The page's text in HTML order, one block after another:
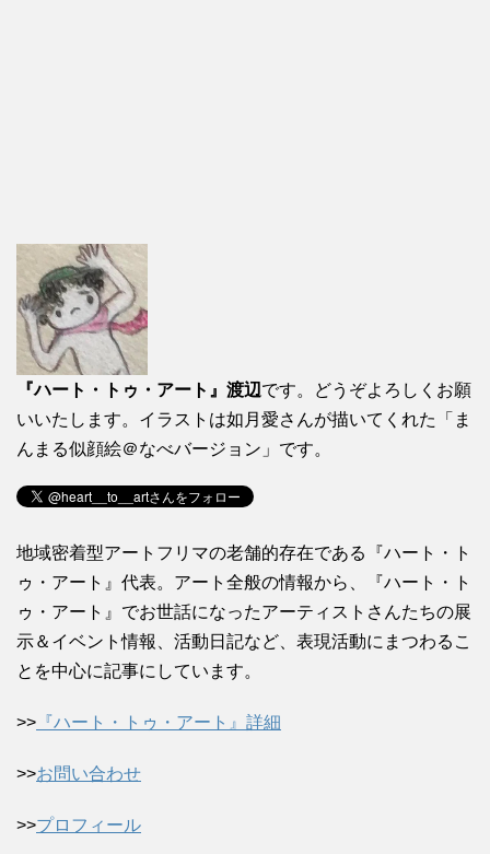
『ハート・トゥ・アート』渡辺です。どうぞよろしくお願
いいたします。イラストは如月愛さんが描いてくれた「ま
んまる似顔絵＠なべバージョン」です。
地域密着型アートフリマの老舗的存在である『ハート・ト
ゥ・アート』代表。アート全般の情報から、『ハート・ト
ゥ・アート』でお世話になったアーティストさんたちの展
示＆イベント情報、活動日記など、表現活動にまつわるこ
とを中心に記事にしています。
>> 『ハート・トゥ・アート』詳細
>>お問い合わせ
>>プロフィール